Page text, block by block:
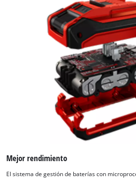
Mejor rendimiento
El sistema de gestión de baterías con